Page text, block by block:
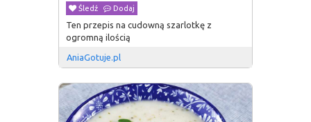
Śledź
Dodaj
Ten przepis na cudowną szarlotkę z
ogromną ilością
AniaGotuje.pl